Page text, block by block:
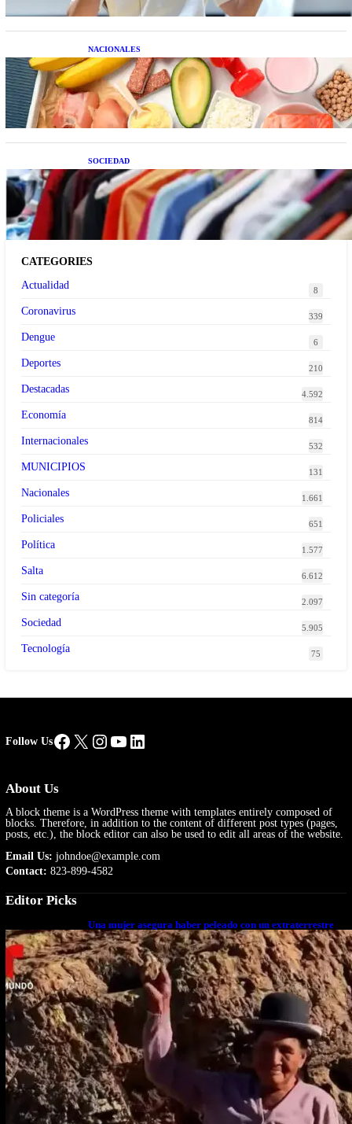
NACIONALES
Nutrición inteligente: Cinco superalimentos de
temporada que deberías sumar a tu dieta este mes
SOCIEDAD
Las grandes marcas globales se suman a la
tendencia de la ropa de segunda mano premium
CATEGORIES
Actualidad
8
Coronavirus 339
Dengue 6
Deportes 210
Destacadas 4.592
Economía 814
Internacionales 532
MUNICIPIOS 131
Nacionales 1.661
Policiales 651
Política 1.577
Salta 6.612
Sin categoría 2.097
Sociedad 5.905
Tecnología 75
Follow UsFacebook
X Instagram
YouTube
LinkedIn
About Us
A block theme is a WordPress theme with templates entirely composed of
blocks. Therefore, in addition to the content of different post types (pages,
posts, etc.), the block editor can also be used to edit all areas of the website.
Email Us: johndoe@example.com
Contact: 823-899-4582
Editor Picks
Una mujer asegura haber peleado con un extraterrestre
cuerpo a cuerpo